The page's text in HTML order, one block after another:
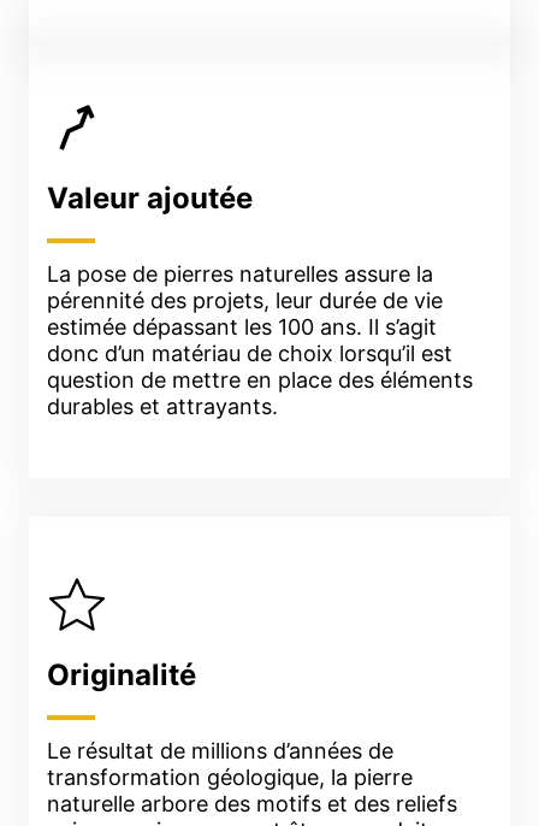
Valeur ajoutée
La pose de pierres naturelles assure la
pérennité des projets, leur durée de vie
estimée dépassant les 100 ans. Il s’agit
donc d’un matériau de choix lorsqu’il est
question de mettre en place des éléments
durables et attrayants.
Originalité
Le résultat de millions d’années de
transformation géologique, la pierre
naturelle arbore des motifs et des reliefs